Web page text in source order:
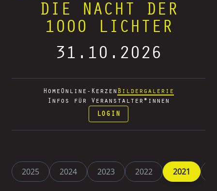
DIE NACHT DER
1000 LICHTER
31.10.2026
Home Online-Kerzen Bildergalerie
Infos für Veranstalter*innen
LOGIN
2025 2024 2023 2022 2021